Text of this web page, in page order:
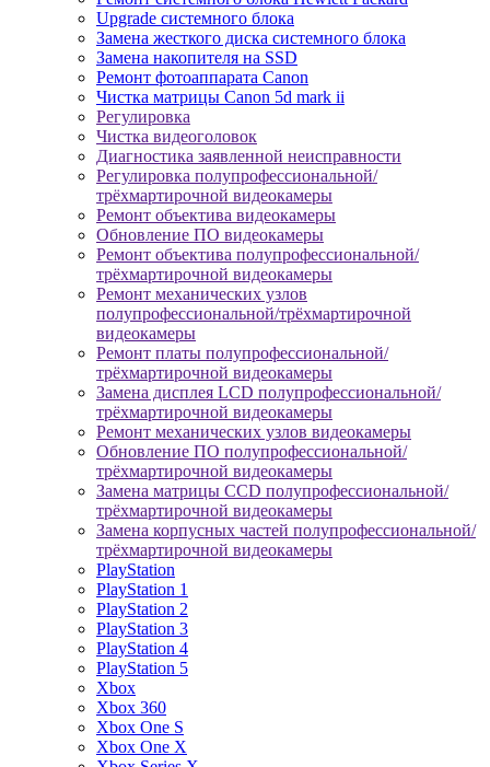
Upgrade системного блока
Замена жесткого диска системного блока
Замена накопителя на SSD
Ремонт фотоаппарата Canon
Чистка матрицы Canon 5d mark ii
Регулировка
Чистка видеоголовок
Диагностика заявленной неисправности
Регулировка полупрофессиональной/
трёхмартирочной видеокамеры
Ремонт объектива видеокамеры
Обновление ПО видеокамеры
Ремонт объектива полупрофессиональной/
трёхмартирочной видеокамеры
Ремонт механических узлов
полупрофессиональной/трёхмартирочной
видеокамеры
Ремонт платы полупрофессиональной/
трёхмартирочной видеокамеры
Замена дисплея LCD полупрофессиональной/
трёхмартирочной видеокамеры
Ремонт механических узлов видеокамеры
Обновление ПО полупрофессиональной/
трёхмартирочной видеокамеры
Замена матрицы CCD полупрофессиональной/
трёхмартирочной видеокамеры
Замена корпусных частей полупрофессиональной/
трёхмартирочной видеокамеры
PlayStation
PlayStation 1
PlayStation 2
PlayStation 3
PlayStation 4
PlayStation 5
Xbox
Xbox 360
Xbox One S
Xbox One X